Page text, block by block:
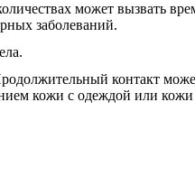
может вызвать
заболеваний.
контакт
кожи с одеждой или